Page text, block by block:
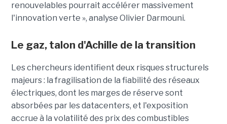
renouvelables pourrait accélérer massivement
l'innovation verte », analyse Olivier Darmouni.
Le gaz, talon d'Achille de la transition
Les chercheurs identifient deux risques structurels
majeurs : la fragilisation de la fiabilité des réseaux
électriques, dont les marges de réserve sont
absorbées par les datacenters, et l'exposition
accrue à la volatilité des prix des combustibles